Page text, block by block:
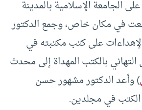
الجامعة الإسلامية بالمدينة
في مكان خاص، وجمع الدكتور
على كتب مكتبته في
بالكتب المهداة إلى محدث
) وأعد الدكتور مشهور حسن
الكتب في مجلدين.